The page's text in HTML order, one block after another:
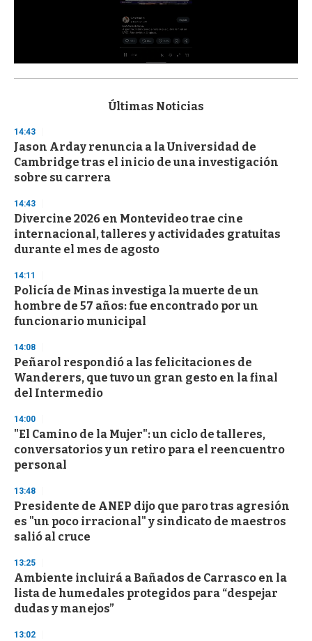
s
d
s
o
f
3
s
e
c
o
n
s
Últimas Noticias
14:43
Jason Arday renuncia a la Universidad de
Cambridge tras el inicio de una investigación
sobre su carrera
14:43
Divercine 2026 en Montevideo trae cine
internacional, talleres y actividades gratuitas
durante el mes de agosto
14:11
Policía de Minas investiga la muerte de un
hombre de 57 años: fue encontrado por un
funcionario municipal
14:08
Peñarol respondió a las felicitaciones de
Wanderers, que tuvo un gran gesto en la final
del Intermedio
14:00
"El Camino de la Mujer": un ciclo de talleres,
conversatorios y un retiro para el reencuentro
personal
13:48
Presidente de ANEP dijo que paro tras agresión
es "un poco irracional" y sindicato de maestros
salió al cruce
13:25
Ambiente incluirá a Bañados de Carrasco en la
lista de humedales protegidos para “despejar
dudas y manejos”
13:02